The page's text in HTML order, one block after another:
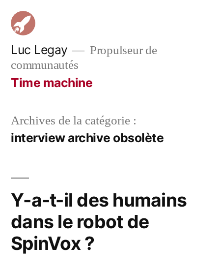
Aller
contenu
Luc Legay
Propulseur de
communautés
Time machine
Archives de la catégorie :
interview archive obsolète
Y-a-t-il des humains
dans le robot de
SpinVox ?